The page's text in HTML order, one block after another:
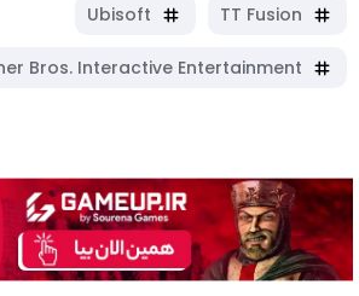
TT Fusion
Ubisoft
Bros. Interactive Entertainment